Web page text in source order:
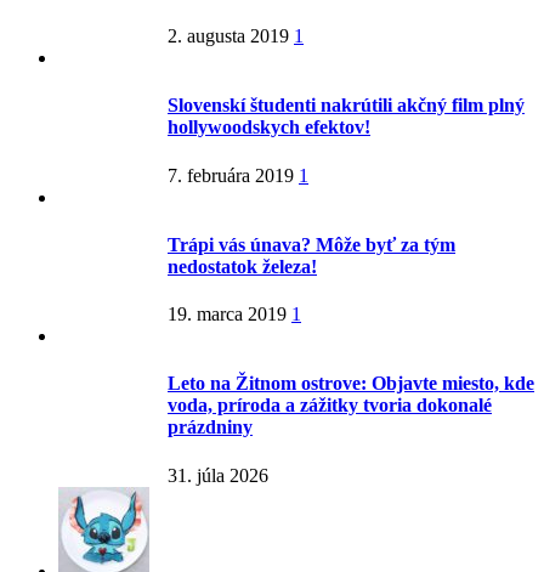
2. augusta 2019 1
Slovenskí študenti nakrútili akčný film plný
hollywoodskych efektov!
7. februára 2019 1
Trápi vás únava? Môže byť za tým
nedostatok železa!
19. marca 2019 1
Leto na Žitnom ostrove: Objavte miesto, kde
voda, príroda a zážitky tvoria dokonalé
prázdniny
31. júla 2026